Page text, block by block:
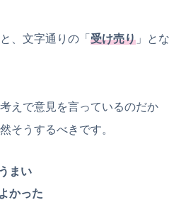
、文字通りの「 受け売り 」とな
えで意見を言っているのだか
そうするべきです。
まい
かった